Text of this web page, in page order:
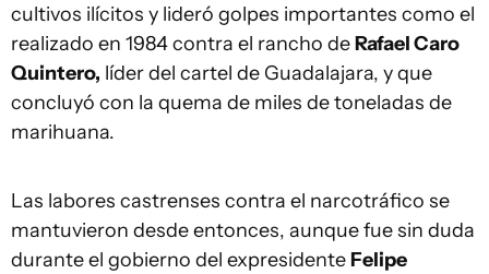
cultivos ilícitos y lideró golpes importantes como el
realizado en 1984 contra el rancho deRafael Caro
Quintero, líder del cartel de Guadalajara, y que
concluyó con la quema de miles de toneladas de
marihuana.
Las labores castrenses contra el narcotráfico se
mantuvieron desde entonces, aunque fue sin duda
durante el gobierno del expresidente Felipe